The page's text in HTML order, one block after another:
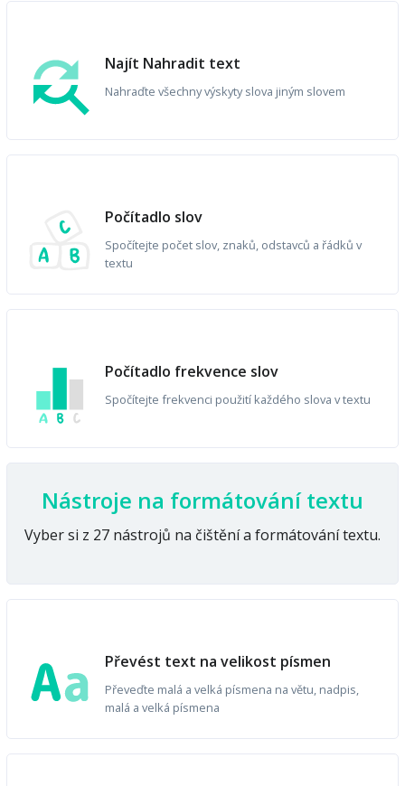
Najít Nahradit text
Nahraďte všechny výskyty slova jiným slovem
Počítadlo slov
Spočítejte počet slov, znaků, odstavců a řádků v
textu
Počítadlo frekvence slov
Spočítejte frekvenci použití každého slova v textu
Nástroje na formátování textu
Vyber si z 27 nástrojů na čištění a formátování textu.
Převést text na velikost písmen
Převeďte malá a velká písmena na větu, nadpis,
malá a velká písmena